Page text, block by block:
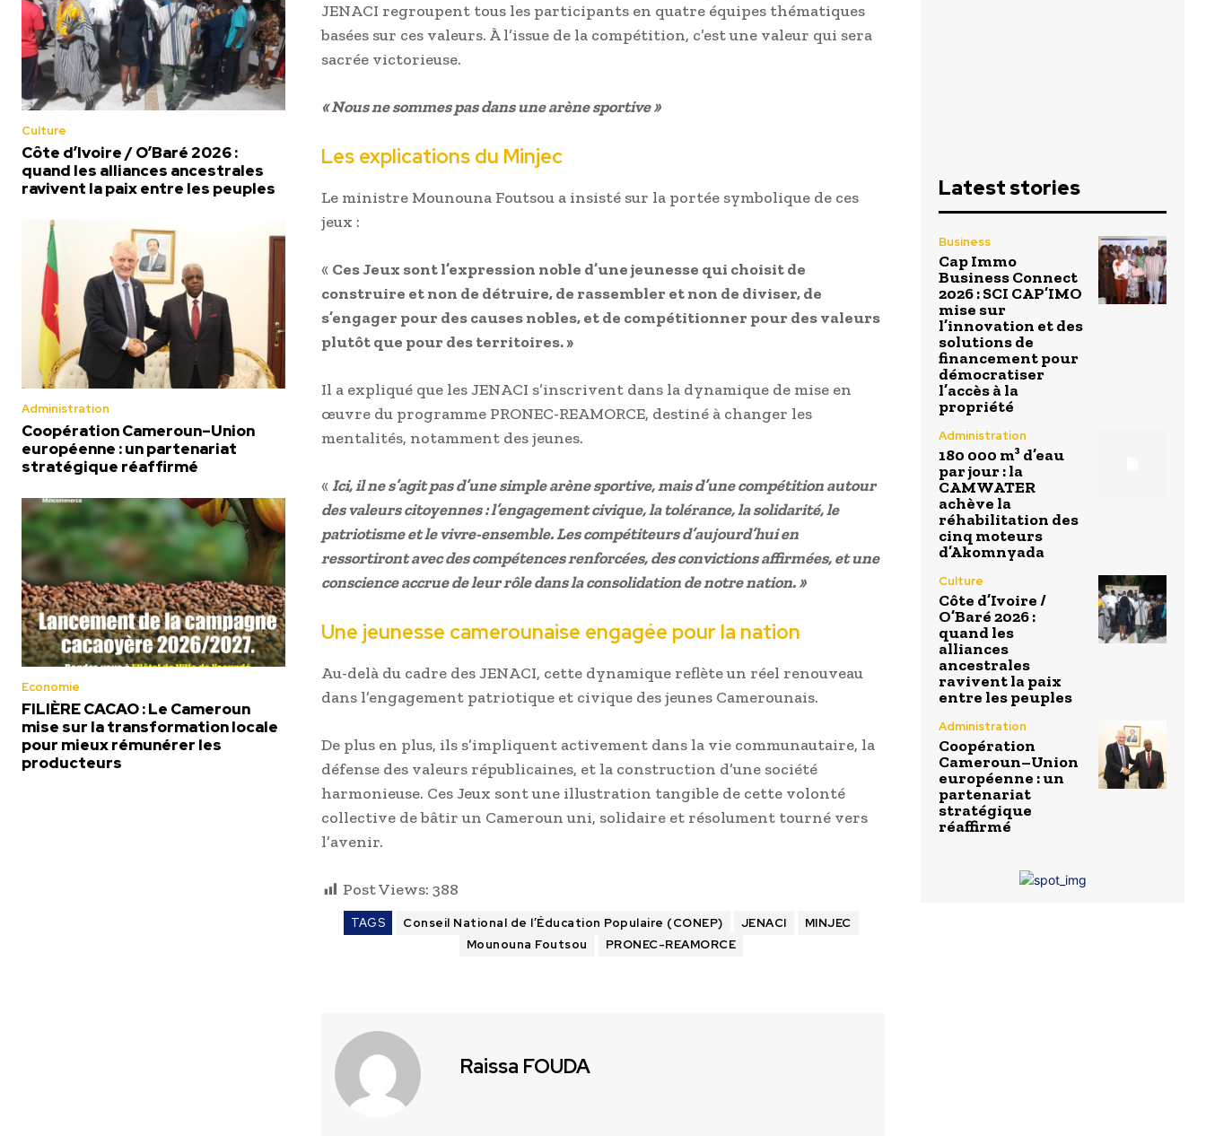
Culture
Côte d’Ivoire / O’Baré 2026 :
quand les alliances ancestrales
ravivent la paix entre les peuples
Administration
Coopération Cameroun–Union
européenne : un partenariat
stratégique réaffirmé
Economie
FILIÈRE CACAO : Le Cameroun
mise sur la transformation locale
pour mieux rémunérer les
producteurs
JENACI regroupent tous les participants en quatre équipes thématiques
basées sur ces valeurs. À l’issue de la compétition, c’est une valeur qui sera
sacrée victorieuse.
« Nous ne sommes pas dans une arène sportive »
Les explications du Minjec
Le ministre Mounouna Foutsou a insisté sur la portée symbolique de ces
jeux :
« Ces Jeux sont l’expression noble d’une jeunesse qui choisit de
construire et non de détruire, de rassembler et non de diviser, de
s’engager pour des causes nobles, et de compétitionner pour des valeurs
plutôt que pour des territoires. »
Il a expliqué que les JENACI s’inscrivent dans la dynamique de mise en
œuvre du programme PRONEC-REAMORCE, destiné à changer les
mentalités, notamment des jeunes.
«Ici, il ne s’agit pas d’une simple arène sportive, mais d’une compétition autour
des valeurs citoyennes : l’engagement civique, la tolérance, la solidarité, le
patriotisme et le vivre-ensemble. Les compétiteurs d’aujourd’hui en
ressortiront avec des compétences renforcées, des convictions affirmées, et une
conscience accrue de leur rôle dans la consolidation de notre nation. »
Une jeunesse camerounaise engagée pour la nation
Au-delà du cadre des JENACI, cette dynamique reflète un réel renouveau
dans l’engagement patriotique et civique des jeunes Camerounais.
De plus en plus, ils s’impliquent activement dans la vie communautaire, la
défense des valeurs républicaines, et la construction d’une société
harmonieuse. Ces Jeux sont une illustration tangible de cette volonté
collective de bâtir un Cameroun uni, solidaire et résolument tourné vers
l’avenir.
Post Views: 388
TAGS Conseil National de l’Éducation Populaire (CONEP) JENACI
MINJEC
Mounouna Foutsou
PRONEC-REAMORCE
Raissa FOUDA
Latest stories
Business
Cap Immo
Business Connect
2026 : SCI CAP’IMO
mise sur
l’innovation et des
solutions de
financement pour
démocratiser
l’accès à la
propriété
Administration
180 000 m³ d’eau
par jour : la
CAMWATER
achève la
réhabilitation des
cinq moteurs
d’Akomnyada
Culture
Côte d’Ivoire /
O’Baré 2026 :
quand les
alliances
ancestrales
ravivent la paix
entre les peuples
Administration
Coopération
Cameroun–Union
européenne : un
partenariat
stratégique
réaffirmé